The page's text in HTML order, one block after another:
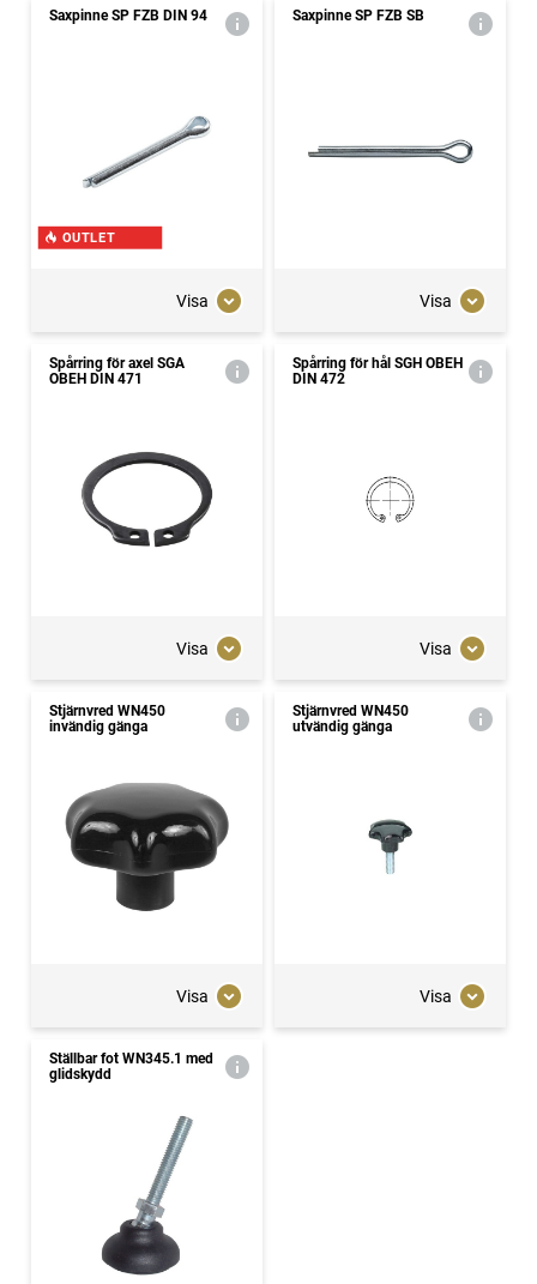
Saxpinne SP FZB DIN 94
OUTLET
Visa
Saxpinne SP FZB SB
Visa
Spårring för axel SGA
OBEH DIN 471
Visa
Spårring för hål SGH OBEH
DIN 472
Visa
Stjärnvred WN450
invändig gänga
Visa
Stjärnvred WN450
utvändig gänga
Visa
Ställbar fot WN345.1 med
glidskydd